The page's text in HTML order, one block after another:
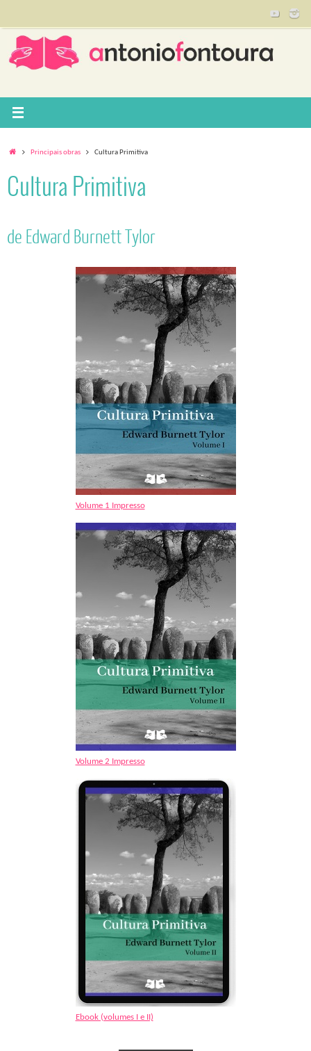
conteúdo
HomePrincipais obras Cultura Primitiva
Cultura Primitiva
de Edward Burnett Tylor
Volume 1 Impresso
Volume 2 Impresso
Ebook (volumes I e II)